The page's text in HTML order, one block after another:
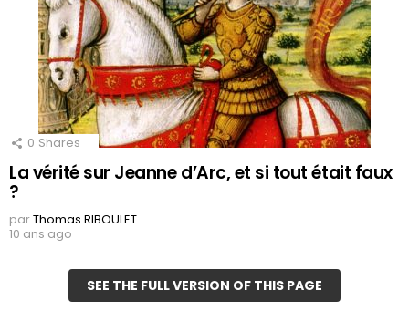
0 Shares
La vérité sur Jeanne d’Arc, et si tout était faux
?
parThomas RIBOULET
10 ans ago
SEE THE FULL VERSION OF THIS PAGE